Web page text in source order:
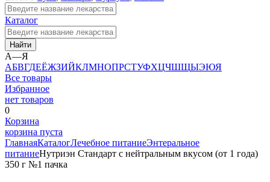
Каталог
Найти
А—Я
АБВГДЕЁЖЗИЙКЛМНОПРСТУФХЦЧШЩЫЭЮЯ
Все товары
Избранное
нет товаров
0
Корзина
корзина пуста
ГлавнаяКаталогЛечебное питаниеЭнтеральное
питаниеНутриэн Стандарт с нейтральным вкусом (от 1 года)
350 г №1 пачка